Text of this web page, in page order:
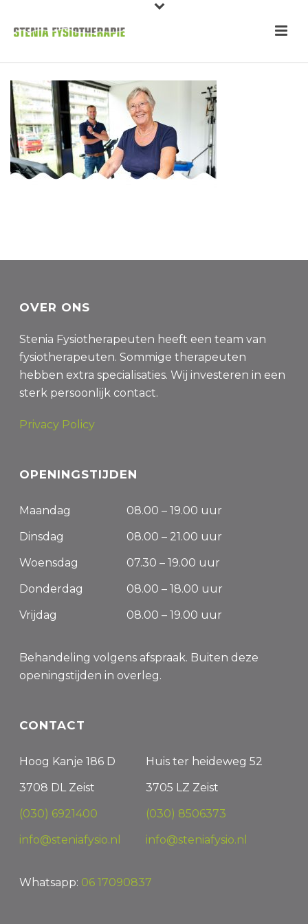
OVER ONS
Stenia Fysiotherapeuten heeft een team van
fysiotherapeuten. Sommige therapeuten
hebben extra specialisaties. Wij investeren in een
sterk persoonlijk contact.
Privacy Policy
OPENINGSTIJDEN
Maandag
08.00 – 19.00 uur
Dinsdag
08.00 – 21.00 uur
Woensdag
07.30 – 19.00 uur
Donderdag
08.00 – 18.00 uur
Vrijdag
08.00 – 19.00 uur
Behandeling volgens afspraak. Buiten deze
openingstijden in overleg.
CONTACT
Hoog Kanje 186 D
Huis ter heideweg 52
3708 DL Zeist
3705 LZ Zeist
(030) 6921400
(030) 8506373
info@steniafysio.nl
info@steniafysio.nl
Whatsapp: 06 17090837